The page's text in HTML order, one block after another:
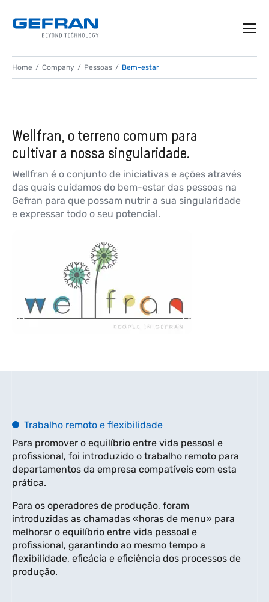
Home Company Pessoas Bem-estar
BEM-ESTAR
ajudando-os e incentivando-os a atingir o seu
potencial
Wellfran, o terreno comum para
cultivar a nossa singularidade.
Wellfran é o conjunto de iniciativas e ações através
das quais cuidamos do bem-estar das pessoas na
Gefran para que possam nutrir a sua singularidade
e expressar todo o seu potencial.
Trabalho remoto e flexibilidade
Para promover o equilíbrio entre vida pessoal e
profissional, foi introduzido o trabalho remoto para
departamentos da empresa compatíveis com esta
prática.
Para os operadores de produção, foram
introduzidas as chamadas «horas de menu» para
melhorar o equilíbrio entre vida pessoal e
profissional, garantindo ao mesmo tempo a
flexibilidade, eficácia e eficiência dos processos de
produção.